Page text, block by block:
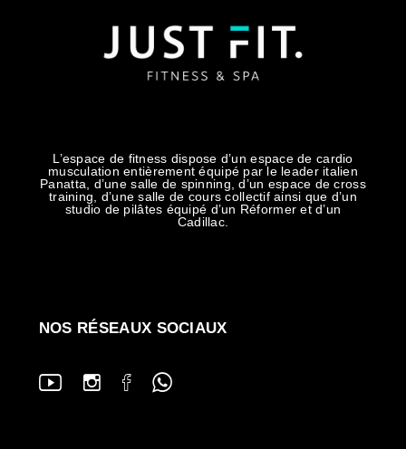
L’espace de fitness dispose d’un espace de cardio
musculation entièrement équipé par le leader italien
Panatta, d’une salle de spinning, d’un espace de cross
training, d’une salle de cours collectif ainsi que d’un
studio de pilâtes équipé d’un Réformer et d’un
Cadillac.
NOS RÉSEAUX SOCIAUX